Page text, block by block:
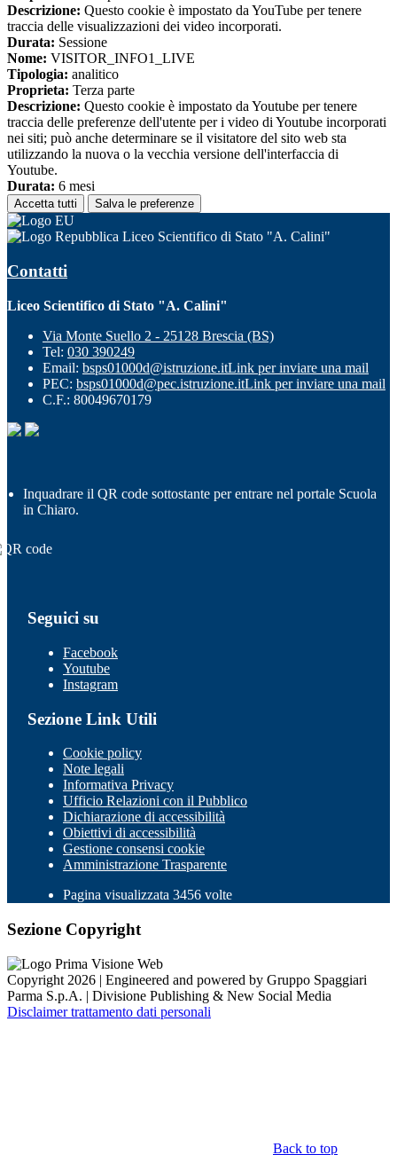
Descrizione: Questo cookie è impostato da YouTube per tenere
traccia delle visualizzazioni dei video incorporati.
Durata: Sessione
Nome: VISITOR_INFO1_LIVE
Tipologia: analitico
Proprieta: Terza parte
Descrizione: Questo cookie è impostato da Youtube per tenere
traccia delle preferenze dell'utente per i video di Youtube incorporati
nei siti; può anche determinare se il visitatore del sito web sta
utilizzando la nuova o la vecchia versione dell'interfaccia di
Youtube.
Durata: 6 mesi
Accetta tutti Salva le preferenze
Liceo Scientifico di Stato "A. Calini"
Contatti
Liceo Scientifico di Stato "A. Calini"
Via Monte Suello 2 - 25128 Brescia (BS)
Tel: 030 390249
Email: bsps01000d@istruzione.itLink per inviare una mail
PEC: bsps01000d@pec.istruzione.itLink per inviare una mail
C.F.: 80049670179
Inquadrare il QR code sottostante per entrare nel portale Scuola
in Chiaro.
Seguici su
Facebook
Youtube
Instagram
Sezione Link Utili
Cookie policy
Note legali
Informativa Privacy
Ufficio Relazioni con il Pubblico
Dichiarazione di accessibilità
Obiettivi di accessibilità
Gestione consensi cookie
Amministrazione Trasparente
Pagina visualizzata 3456 volte
Sezione Copyright
Copyright 2026 | Engineered and powered by Gruppo Spaggiari
Parma S.p.A. | Divisione Publishing & New Social Media
Disclaimer trattamento dati personali
Back to top